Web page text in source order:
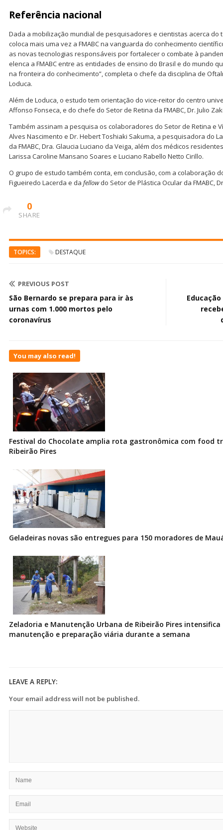
Referência nacional
Dada a mobilização mundial de pesquisadores e cientistas acerca do
coloca mais uma vez a FMABC na vanguarda do conhecimento
as novas tecnologias responsáveis por fortalecer o combate à
elenca a FMABC entre as entidades de ensino do Brasil e do mundo
na fronteira do conhecimento”, completa o chefe da disciplina de
Loduca.
Além de Loduca, o estudo tem orientação do vice-reitor do centro
Affonso Fonseca, e do chefe do Setor de Retina da FMABC, Dr. Julio
Também assinam a pesquisa os colaboradores do Setor de Retina e
Alves Nascimento e Dr. Hebert Toshiaki Sakuma, a pesquisadora do
da FMABC, Dra. Glaucia Luciano da Veiga, além dos médicos
Larissa Caroline Mansano Soares e Luciano Rabello Netto Cirillo.
O grupo de estudo também conta, em conclusão, com a colaboração
Figueiredo Lacerda e da fellowdo Setor de Plástica Ocular da FMABC,
0
SHARE
TOPICS: DESTAQUE
PREVIOUS POST
São Bernardo se prepara para ir às
urnas com 1.000 mortos pelo
coronavírus
You may also read!
Festival do Chocolate amplia rota gastronômica com food
Ribeirão Pires
Geladeiras novas são entregues para 150 moradores de
Zeladoria e Manutenção Urbana de Ribeirão Pires intensifica
manutenção e preparação viária durante a semana
LEAVE A REPLY:
Your email address will not be published.